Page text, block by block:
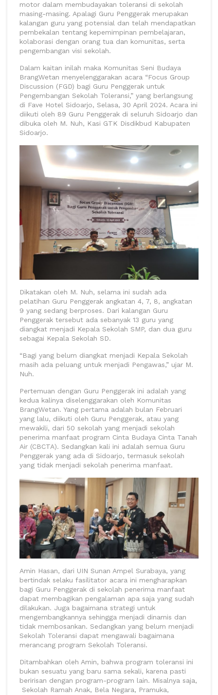
motor dalam membudayakan toleransi di sekolah
masing-masing. Apalagi Guru Penggerak merupakan
kalangan guru yang potensial dan telah mendapatkan
pembekalan tentang kepemimpinan pembelajaran,
kolaborasi dengan orang tua dan komunitas, serta
pengembangan visi sekolah.
Dalam kaitan inilah maka Komunitas Seni Budaya
BrangWetan menyelenggarakan acara “Focus Group
Discussion (FGD) bagi Guru Penggerak untuk
Pengembangan Sekolah Toleransi,” yang berlangsung
di Fave Hotel Sidoarjo, Selasa, 30 April 2024. Acara ini
diikuti oleh 89 Guru Penggerak di seluruh Sidoarjo dan
dibuka oleh M. Nuh, Kasi GTK Disdikbud Kabupaten
Sidoarjo.
Dikatakan oleh M. Nuh, selama ini sudah ada
pelatihan Guru Penggerak angkatan 4, 7, 8, angkatan
9 yang sedang berproses. Dari kalangan Guru
Penggerak tersebut ada sebanyak 13 guru yang
diangkat menjadi Kepala Sekolah SMP, dan dua guru
sebagai Kepala Sekolah SD.
“Bagi yang belum diangkat menjadi Kepala Sekolah
masih ada peluang untuk menjadi Pengawas,” ujar M.
Nuh.
Pertemuan dengan Guru Penggerak ini adalah yang
kedua kalinya diselenggarakan oleh Komunitas
BrangWetan. Yang pertama adalah bulan Februari
yang lalu, diikuti oleh Guru Penggerak, atau yang
mewakili, dari 50 sekolah yang menjadi sekolah
penerima manfaat program Cinta Budaya Cinta Tanah
Air (CBCTA). Sedangkan kali ini adalah semua Guru
Penggerak yang ada di Sidoarjo, termasuk sekolah
yang tidak menjadi sekolah penerima manfaat.
Amin Hasan, dari UIN Sunan Ampel Surabaya, yang
bertindak selaku fasilitator acara ini mengharapkan
bagi Guru Penggerak di sekolah penerima manfaat
dapat membagikan pengalaman apa saja yang sudah
dilakukan. Juga bagaimana strategi untuk
mengembangkannya sehingga menjadi dinamis dan
tidak membosankan. Sedangkan yang belum menjadi
Sekolah Toleransi dapat mengawali bagaimana
merancang program Sekolah Toleransi.
Ditambahkan oleh Amin, bahwa program toleransi ini
bukan sesuatu yang baru sama sekali, karena pasti
beririsan dengan program-program lain. Misalnya saja,
Sekolah Ramah Anak, Bela Negara, Pramuka,